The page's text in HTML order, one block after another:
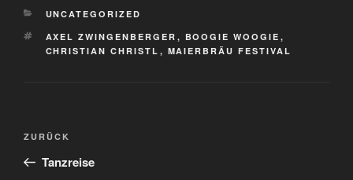
KATEGORIEN
UNCATEGORIZED
SCHLAGWÖRTER
AXEL ZWINGENBERGER , BOOGIE WOOGIE ,
CHRISTIAN CHRISTL , MAIERBRÄU FESTIVAL
Beitragsnavigation
Vorheriger
Beitrag
ZURÜCK
Tanzreise